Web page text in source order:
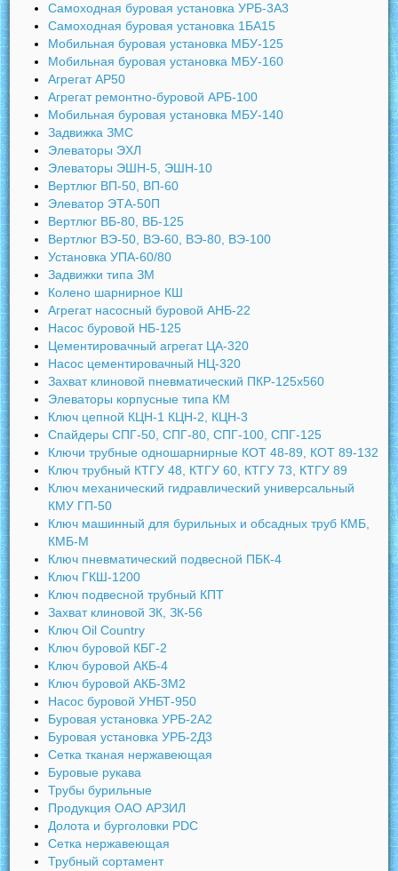
Самоходная буровая установка УРБ-3А3
Самоходная буровая установка 1БА15
Мобильная буровая установка МБУ-125
Мобильная буровая установка МБУ-160
Агрегат АР50
Агрегат ремонтно-буровой АРБ-100
Мобильная буровая установка МБУ-140
Задвижка ЗМС
Элеваторы ЭХЛ
Элеваторы ЭШН-5, ЭШН-10
Вертлюг ВП-50, ВП-60
Элеватор ЭТА-50П
Вертлюг ВБ-80, ВБ-125
Вертлюг ВЭ-50, ВЭ-60, ВЭ-80, ВЭ-100
Установка УПА-60/80
Задвижки типа ЗМ
Колено шарнирное КШ
Агрегат насосный буровой АНБ-22
Насос буровой НБ-125
Цементировачный агрегат ЦА-320
Насос цементировачный НЦ-320
Захват клиновой пневматический ПКР-125х560
Элеваторы корпусные типа КМ
Ключ цепной КЦН-1 КЦН-2, КЦН-3
Спайдеры СПГ-50, СПГ-80, СПГ-100, СПГ-125
Ключи трубные одношарнирные КОТ 48-89, КОТ 89-132
Ключ трубный КТГУ 48, КТГУ 60, КТГУ 73, КТГУ 89
Ключ механический гидравлический универсальный
КМУ ГП-50
Ключ машинный для бурильных и обсадных труб КМБ,
КМБ-М
Ключ пневматический подвесной ПБК-4
Ключ ГКШ-1200
Ключ подвесной трубный КПТ
Захват клиновой ЗК, ЗК-56
Ключ Oil Country
Ключ буровой КБГ-2
Ключ буровой АКБ-4
Ключ буровой АКБ-3М2
Насос буровой УНБТ-950
Буровая установка УРБ-2А2
Буровая установка УРБ-2Д3
Сетка тканая нержавеющая
Буровые рукава
Трубы бурильные
Продукция ОАО АРЗИЛ
Долота и бурголовки PDC
Сетка нержавеющая
Трубный сортамент